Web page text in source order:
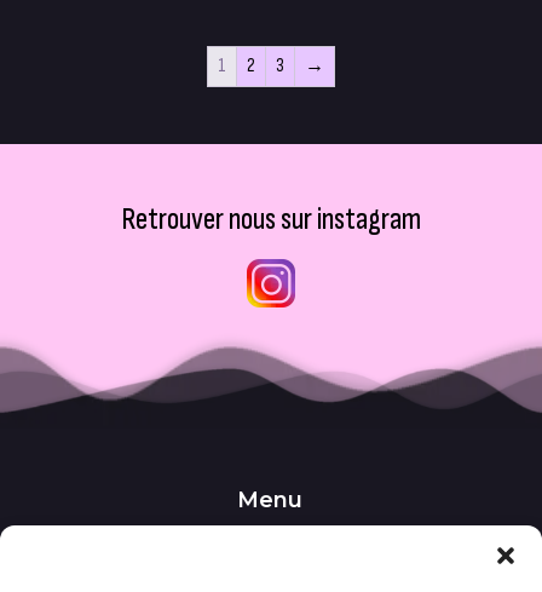
1 2 3 →
Retrouver nous sur instagram
Menu
••• Accueil